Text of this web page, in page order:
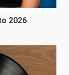
2026